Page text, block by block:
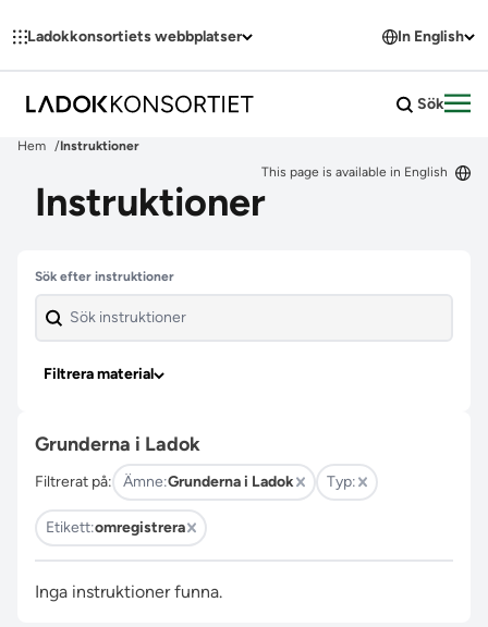
Ladokkonsortiets webbplatser In English
Sök
Hem
Instruktioner
This page is available in English
Instruktioner
Hoppa över filter
Sök efter instruktioner
Filtrera material
Grunderna i Ladok
Filtrerat på: Ämne:Grunderna i Ladok Typ:
Etikett:omregistrera
Inga instruktioner funna.